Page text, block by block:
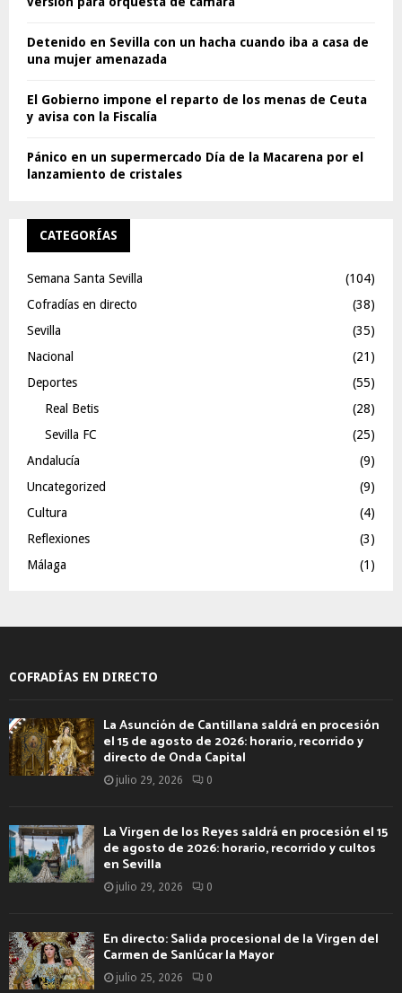
Detenido en Sevilla con un hacha cuando iba a casa de
una mujer amenazada
El Gobierno impone el reparto de los menas de Ceuta
y avisa con la Fiscalía
Pánico en un supermercado Día de la Macarena por el
lanzamiento de cristales
CATEGORÍAS
Semana Santa Sevilla
(104)
Cofradías en directo
(38)
Sevilla
(35)
Nacional
(21)
Deportes
(55)
Real Betis
(28)
Sevilla FC
(25)
Andalucía
(9)
Uncategorized
(9)
Cultura
(4)
Reflexiones
(3)
Málaga
(1)
COFRADÍAS EN DIRECTO
La Asunción de Cantillana saldrá en procesión
el 15 de agosto de 2026: horario, recorrido y
directo de Onda Capital
julio 29, 2026 0
La Virgen de los Reyes saldrá en procesión el 15
de agosto de 2026: horario, recorrido y cultos
en Sevilla
julio 29, 2026 0
En directo: Salida procesional de la Virgen del
Carmen de Sanlúcar la Mayor
julio 25, 2026 0